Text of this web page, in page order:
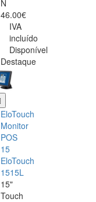
N
46.00€
IVA
incluído
Disponível
Destaque
EloTouch
Monitor
POS
15
EloTouch
1515L
15"
Touch